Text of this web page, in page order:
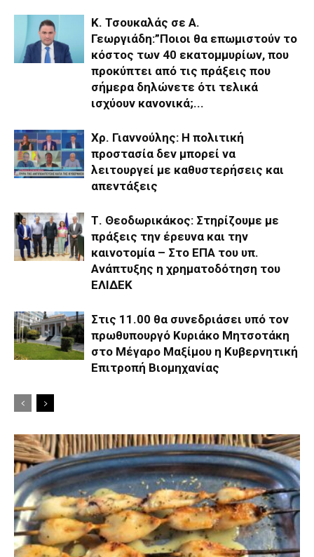
Κ. Τσουκαλάς σε Α.
Γεωργιάδη:”Ποιοι θα επωμιστούν το
κόστος των 40 εκατομμυρίων, που
προκύπτει από τις πράξεις που
σήμερα δηλώνετε ότι τελικά
ισχύουν κανονικά;...
Χρ. Γιαννούλης: Η πολιτική
προστασία δεν μπορεί να
λειτουργεί με καθυστερήσεις και
απεντάξεις
Τ. Θεοδωρικάκος: Στηρίζουμε με
πράξεις την έρευνα και την
καινοτομία – Στο ΕΠΑ του υπ.
Ανάπτυξης η χρηματοδότηση του
ΕΛΙΔΕΚ
Στις 11.00 θα συνεδριάσει υπό τον
πρωθυπουργό Κυριάκο Μητσοτάκη
στο Μέγαρο Μαξίμου η Κυβερνητική
Επιτροπή Βιομηχανίας